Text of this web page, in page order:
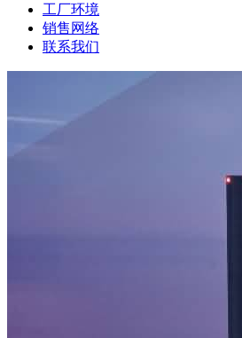
工厂环境
销售网络
联系我们